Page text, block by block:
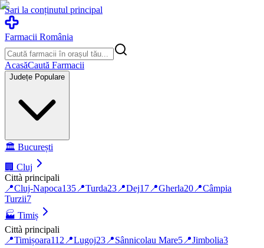
Sari la conținutul principal
Farmacii România
AcasăCaută Farmacii
Județe Populare
🏛️ București
🏢 Cluj
Città principali
📍Cluj-Napoca135 📍Turda23 📍Dej17 📍Gherla20 📍Câmpia
Turzii7
🏭 Timiș
Città principali
📍Timișoara112 📍Lugoj23 📍Sânnicolau Mare5 📍Jimbolia3